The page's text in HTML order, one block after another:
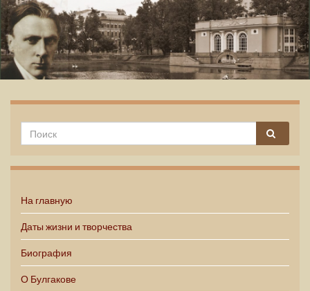
На главную
Даты жизни и творчества
Биография
О Булгакове